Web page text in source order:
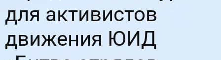
для активистов
движения ЮИД